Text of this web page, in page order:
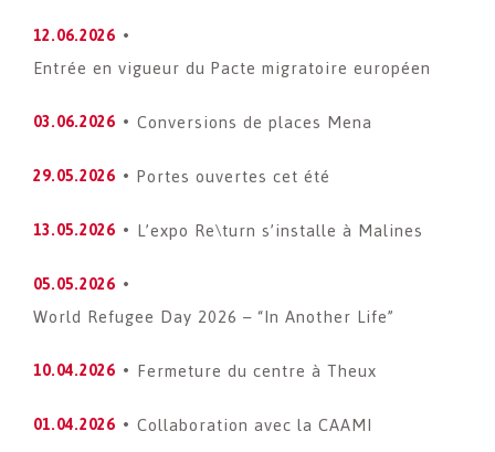
12.06.2026
Entrée en vigueur du Pacte migratoire européen
03.06.2026 Conversions de places Mena
29.05.2026 Portes ouvertes cet été
13.05.2026 L’expo Re\turn s’installe à Malines
05.05.2026
World Refugee Day 2026 – “In Another Life”
10.04.2026 Fermeture du centre à Theux
01.04.2026 Collaboration avec la CAAMI